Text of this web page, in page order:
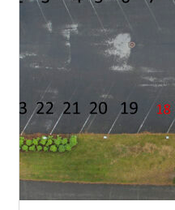
useampi
muunnelma.
tehdä
valinnat
tuotteen
sivulla.